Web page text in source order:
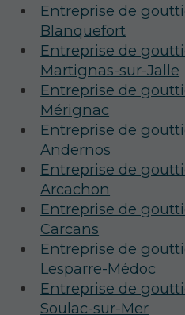
Entreprise de
Blanquefort
Entreprise de
Martignas-sur-Jalle
Entreprise de
Mérignac
Entreprise de
Andernos
Entreprise de
Arcachon
Entreprise de
Carcans
Entreprise de
Lesparre-Médoc
Entreprise de
Soulac-sur-Mer